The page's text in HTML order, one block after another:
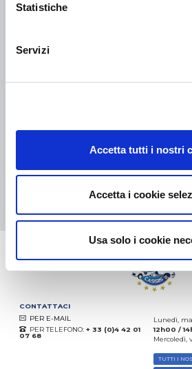
Statistiche
Servizi
Accetta tutti i nostri
Accetta i cookie
Usa solo i cookie
EXPRESS, DPD
COMPANY
Eccellente:4.5/5
(dal 2018)
CONTATTACI
PER E-MAIL
PER TELEFONO: + 33 (0)4 42 01
07 68
Lunedì,
12h00 /
Mercoledì,
TUTTI I